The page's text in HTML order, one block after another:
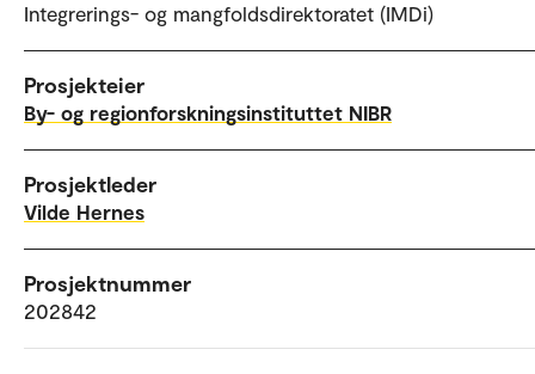
Integrerings- og mangfoldsdirektoratet (IMDi)
Prosjekteier
By- og regionforskningsinstituttet NIBR
Prosjektleder
Vilde Hernes
Prosjektnummer
202842